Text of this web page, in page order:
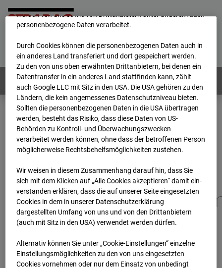
Deutsch / English
Webcams: Alle Länder
Home
Deutschland
BC-173 - BV-Gefahrenabwehrzentrum Oberursel
Archiv
2026 07 08 16:00
BC-173 - BV-
Oberursel
Lahnstraße, 61440 Oberursel
Zur Übersicht
werden von uns sowie von Drittanbietern unter anderem auch
personenbezogene Daten verarbeitet.
Durch Cookies können die personenbezogenen Daten auch in
ein anderes Land transferiert und dort gespeichert werden.
Zu den von uns oben erwähnten Drittanbietern, bei denen ein
Datentransfer in ein anderes Land stattfinden kann, zählt
auch Google LLC mit Sitz in den USA. Die USA gehören zu den
Ländern, die kein angemessenes Datenschutzniveau bieten.
Sollten die personenbezogenen Daten in die USA übertragen
werden, besteht das Risiko, dass diese Daten von US-
Behörden zu Kontroll- und Überwachungszwecken
verarbeitet werden können, ohne dass der betroffenen Person
möglicherweise Rechtsbehelfsmöglichkeiten zustehen.
Wir weisen in diesem Zusammenhang darauf hin, dass Sie
sich mit dem Klicken auf „Alle Cookies akzeptieren“ damit ein­
ver­standen erklären, dass die auf unserer Seite eingesetzten
Cookies in dem in unserer Datenschutzerklärung
dargestellten Umfang von uns und von den Drittanbietern
(auch mit Sitz in den USA) verwendet werden dürfen.
Alternativ können Sie unter „Cookie-Einstellungen“ einzelne
Einstellungsmöglichkeiten zu den von uns eingesetzten
Cookies vornehmen oder nur dem Einsatz von unbedingt